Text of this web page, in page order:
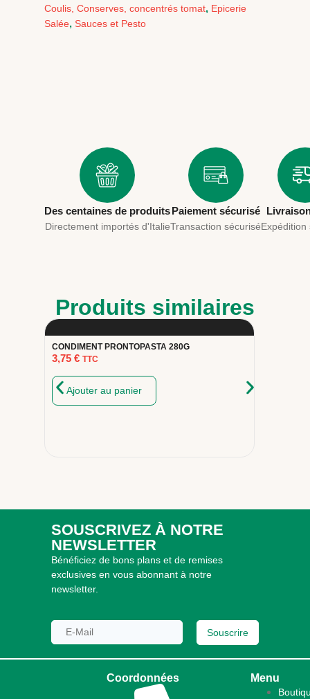
Coulis, Conserves, concentrés tomat, Epicerie
Salée, Sauces et Pesto
Des centaines de produits
Directement importés d'Italie
Paiement sécurisé
Transaction sécuriséExpédition
Produits similaires
CONDIMENT PRONTOPASTA 280G
3,75 € TTC
Ajouter au panier
SOUSCRIVEZ À NOTRE
NEWSLETTER
Bénéficiez de bons plans et de remises
exclusives en vous abonnant à notre
newsletter.
Souscrire
Coordonnées Menu